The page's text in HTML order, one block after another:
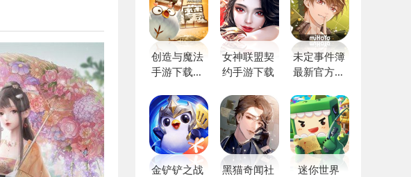
创造与魔法
手游下载最
女神联盟契
约手游下载
未定事件簿
最新官方版
金铲铲之战
黑猫奇闻社
迷你世界